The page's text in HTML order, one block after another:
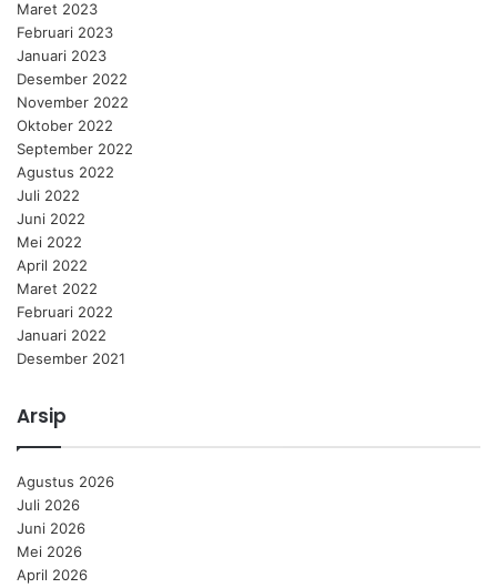
Maret 2023
Februari 2023
Januari 2023
Desember 2022
November 2022
Oktober 2022
September 2022
Agustus 2022
Juli 2022
Juni 2022
Mei 2022
April 2022
Maret 2022
Februari 2022
Januari 2022
Desember 2021
Arsip
Agustus 2026
Juli 2026
Juni 2026
Mei 2026
April 2026